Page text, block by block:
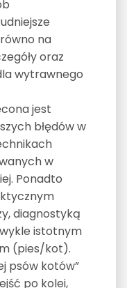
na
oraz
wytrawnego
jest
błędów w
w
Ponadto
diagnostyką
istotnym
(pies/kot).
psów kotów”
po kolei,